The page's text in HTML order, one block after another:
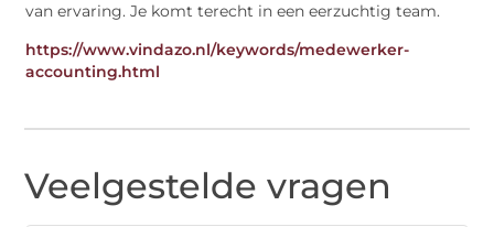
van ervaring. Je komt terecht in een eerzuchtig team.
https://www.vindazo.nl/keywords/medewerker-
accounting.html
Veelgestelde vragen